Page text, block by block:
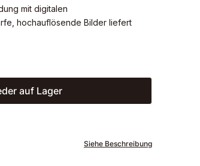
mit digitalen
hochauflösende Bilder liefert
auf Lager
Siehe Beschreibung